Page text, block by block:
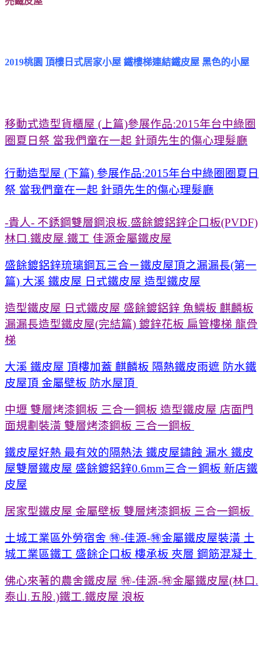
2019桃園 頂樓日式居家小屋 鐵樓梯連結鐵皮屋 黑色的小屋
移動式造型貨櫃屋 (上篇)參展作品:2015年台中綠圈
圈夏日祭 當我們童在一起 針頭先生的傷心理髮廳
行動造型屋 (下篇) 參展作品:2015年台中綠圈圈夏日
祭 當我們童在一起 針頭先生的傷心理髮廳
-貴人- 不銹鋼雙層鋼浪板.盛餘鍍鋁鋅企口板(PVDF)
林口.鐵皮屋.鐵工 佳源金屬鐵皮屋
盛餘鍍鋁鋅琉璃鋼瓦三合ㄧ鐵皮屋頂之漏漏長(第一
篇) 大溪 鐵皮屋 日式鐵皮屋 造型鐵皮屋
造型鐵皮屋 日式鐵皮屋 盛餘鍍鋁鋅 魚鱗板 麒麟板
漏漏長造型鐵皮屋(完結篇) 鍍鋅花板 扁管樓梯 龍骨
梯
大溪 鐵皮屋 頂樓加蓋 麒麟板 隔熱鐵皮雨遮 防水鐵
皮屋頂 金屬壁板 防水屋頂
中壢 雙層烤漆鋼板 三合一鋼板 造型鐵皮屋 店面門
面規劃裝潢 雙層烤漆鋼板 三合一鋼板
鐵皮屋好熱 最有效的隔熱法 鐵皮屋鏽蝕 漏水 鐵皮
屋雙層鐵皮屋 盛餘鍍鋁鋅0.6mm三合ㄧ鋼板 新店鐵
皮屋
居家型鐵皮屋 金屬壁板 雙層烤漆鋼板 三合一鋼板
土城工業區外勞宿舍 ㊕-佳源-㊕金屬鐵皮屋裝潢 土
城工業區鐵工 盛餘企口板 樓承板 夾層 鋼筋混凝土
佛心來著的農舍鐵皮屋 ㊕-佳源-㊕金屬鐵皮屋(林口.
泰山.五股.)鐵工.鐵皮屋 浪板